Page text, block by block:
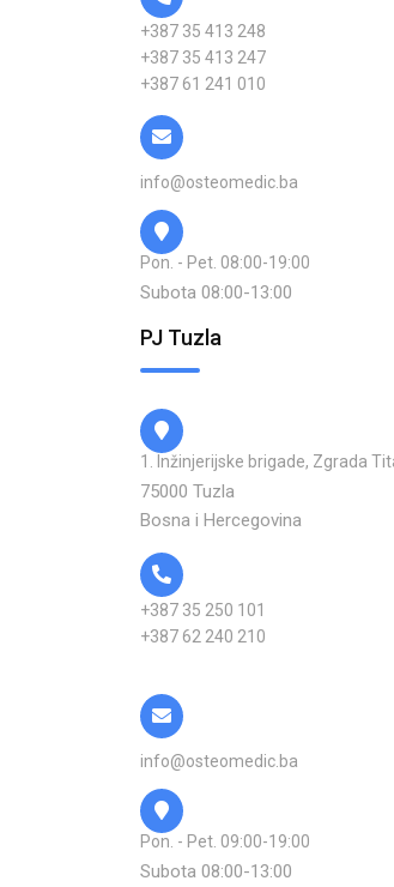
+387 35 413 248
+387 35 413 247
+387 61 241 010
info@osteomedic.ba
Pon. - Pet. 08:00-19:00
Subota 08:00-13:00
PJ Tuzla
1. Inžinjerijske brigade, Zgrada
75000 Tuzla
Bosna i Hercegovina
+387 35 250 101
+387 62 240 210
info@osteomedic.ba
Pon. - Pet. 09:00-19:00
Subota 08:00-13:00